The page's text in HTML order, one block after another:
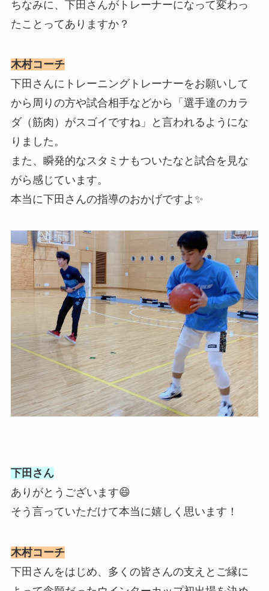
ちなみに、下田さんがトレーナーになって変わっ
たことってありますか？
木村コーチ
下田さんにトレーニングトレーナーをお願いして
から周りの方や試合相手などから「選手達のカラ
ダ（筋肉）がスゴイですね」と言われるようにな
りました。
また、瞬発的なスタミナもついたなと試合を見な
がら感じています。
本当に下田さんの指導のおかげですよ✨
下田さん
ありがとうございます😄
そう言っていただけて本当に嬉しく思います！
木村コーチ
下田さんをはじめ、多くの皆さんの支えとご縁に